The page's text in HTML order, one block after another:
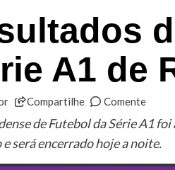
A1 de
Compartilhe Comente
de Futebol da Série A1
será encerrado hoje a noite.